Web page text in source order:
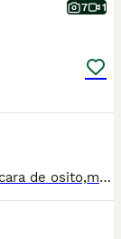
7 1
Precioso lulu pomerania línea americana, cara de osito,macho muy chatito y compacto ,abundante pelo algodonado, color naranja, muy bien sociabilizado , tiene muy buen carácter, es muy juguetón y cariñoso,se entrega completamente vacunado,con desparasitaciones externas e internas cartilla veterinaria al día y microchip. Criado en ambiente familia, Se les hace revisiones a nuestros cachorros periódicamente hasta el día de la entrega, asegurando que el cachorro se entrega saludable y sano. Se puede transportar a cualquier punto de la península, y fuera dela península. Se lo llevamos a su domicilio. Si eres de Madrid o alrededores puedes venir a ver el cachorro sin ningún compromiso.